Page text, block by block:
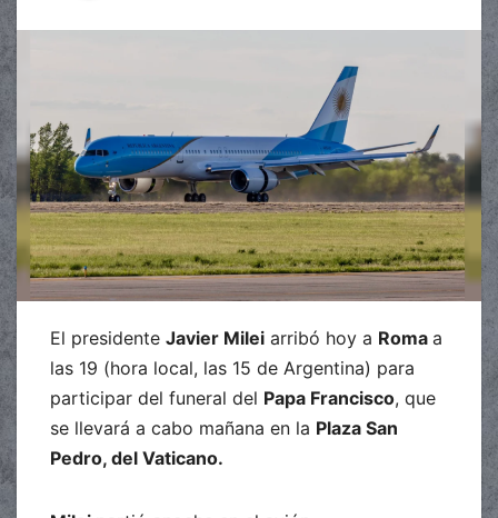
El presidente Javier Milei arribó hoy a Roma a
las 19 (hora local, las 15 de Argentina) para
participar del funeral del Papa Francisco, que
se llevará a cabo mañana en la Plaza San
Pedro, del Vaticano.